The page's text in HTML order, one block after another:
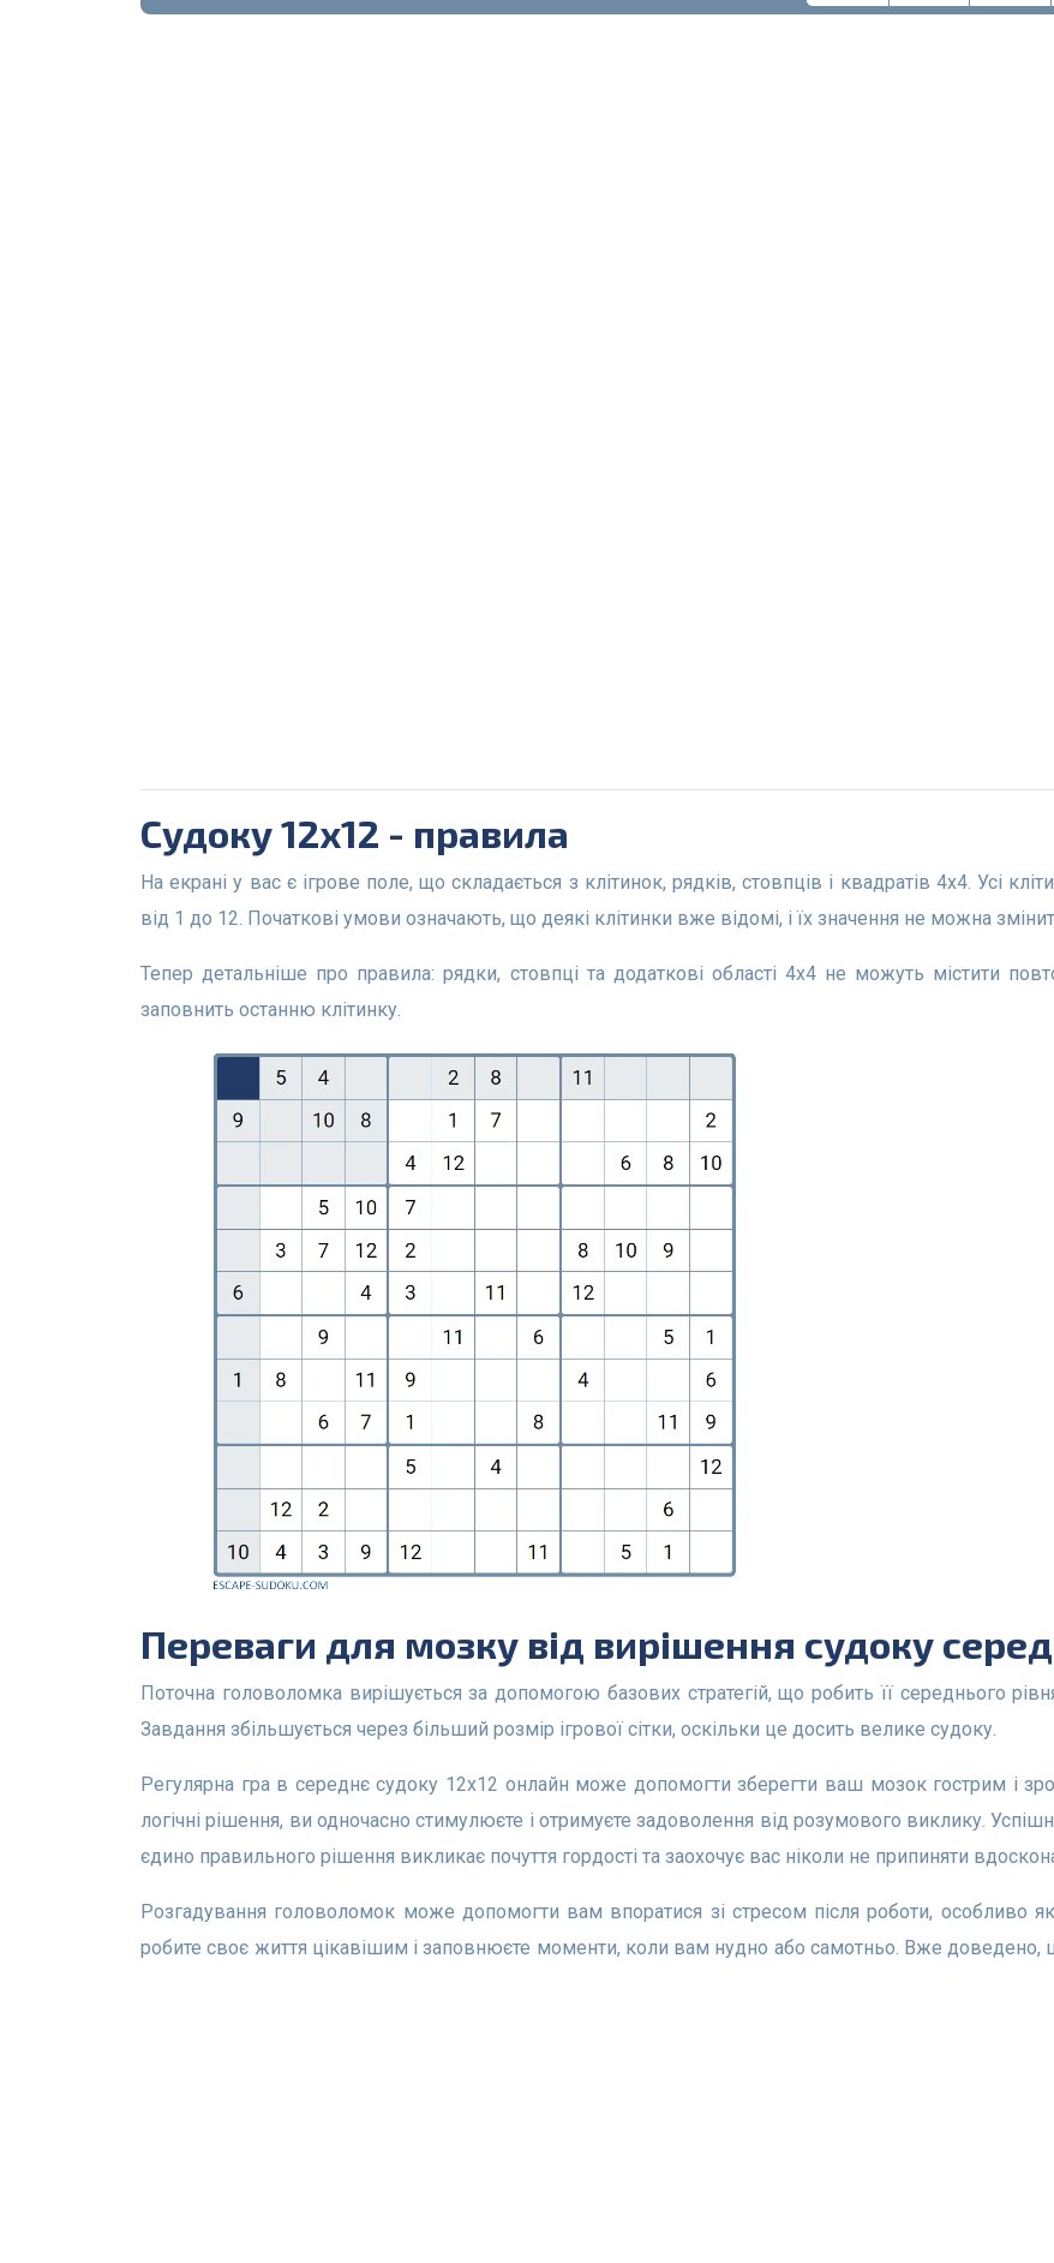
Судоку 12x12 - правила
На екрані у вас є ігрове поле, що складається з клітинок, рядків, стовпців і квадратів 4x4. Усі клітинки можуть приймати лише числові значення
від 1 до 12. Початкові умови означають, що деякі клітинки вже відомі, і їх значення не можна
Тепер детальніше про правила: рядки, стовпці та додаткові області 4x4 не можуть містити повторювані цифри. Гра триває, поки гравець не
заповнить останню клітинку.
Переваги для мозку від вирішення судоку
Поточна головоломка вирішується за допомогою базових стратегій, що робить її середнього рівня складності. Це під силу більшості дорослих.
Завдання збільшується через більший розмір ігрової сітки, оскільки це досить велике судоку.
Регулярна гра в середнє судоку 12x12 онлайн може допомогти зберегти ваш мозок гострим і зробити його більш гнучким. Коли ви приймаєте
логічні рішення, ви одночасно стимулюєте і отримуєте задоволення від розумового виклику.
єдино правильного рішення викликає почуття гордості та заохочує вас ніколи не припиняти
Розгадування головоломок може допомогти вам впоратися зі стресом після роботи, особливо якщо у вас фізично важка робота. Мислячи, ви
робите своє життя цікавішим і заповнюєте моменти, коли вам нудно або самотньо. Вже